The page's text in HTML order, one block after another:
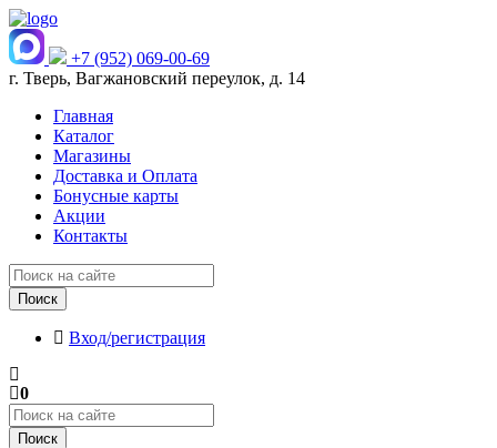
+7 (952) 069-00-69
г. Тверь, Вагжановский переулок, д. 14
Главная
Каталог
Магазины
Доставка и Оплата
Бонусные карты
Акции
Контакты
Поиск
Вход/регистрация
0
Поиск